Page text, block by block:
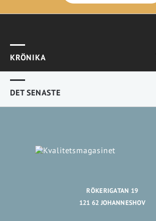
KRÖNIKA
DET SENASTE
RÖKERIGATAN 19
121 62 JOHANNESHOV